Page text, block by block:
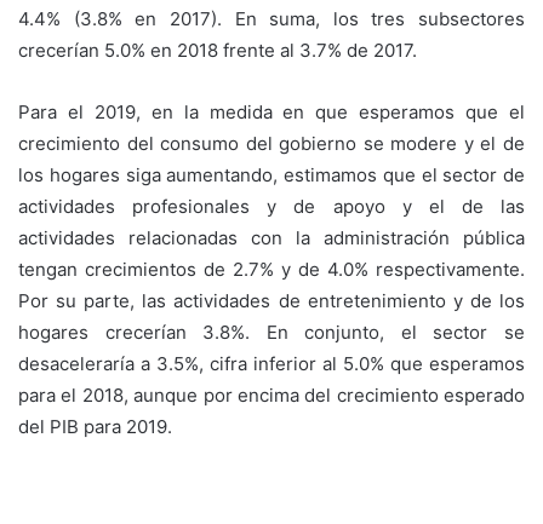
4.4% (3.8% en 2017). En suma, los tres subsectores
crecerían 5.0% en 2018 frente al 3.7% de 2017.
Para el 2019, en la medida en que esperamos que el
crecimiento del consumo del gobierno se modere y el de
los hogares siga aumentando, estimamos que el sector de
actividades profesionales y de apoyo y el de las
actividades relacionadas con la administración pública
tengan crecimientos de 2.7% y de 4.0% respectivamente.
Por su parte, las actividades de entretenimiento y de los
hogares crecerían 3.8%. En conjunto, el sector se
desaceleraría a 3.5%, cifra inferior al 5.0% que esperamos
para el 2018, aunque por encima del crecimiento esperado
del PIB para 2019.